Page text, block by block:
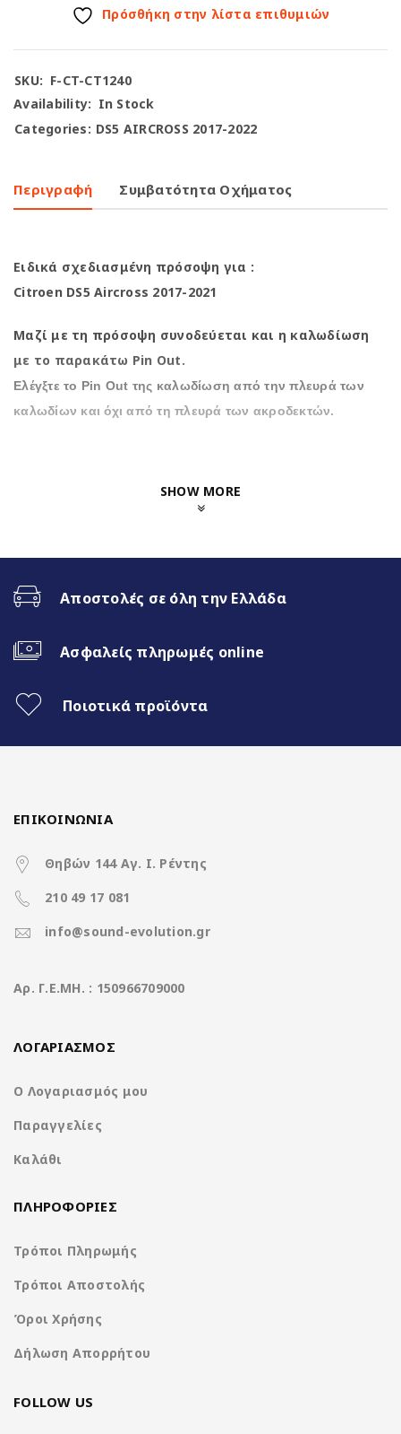
Πρόσθήκη στην λίστα επιθυμιών
SKU: F-CT-CT1240
Availability: In Stock
Categories: DS5 AIRCROSS 2017-2022
Περιγραφή Συμβατότητα Οχήματος
Ειδικά σχεδιασμένη πρόσοψη για :
Citroen DS5 Aircross 2017-2021
Μαζί με τη πρόσοψη συνοδεύεται και η καλωδίωση
με το παρακάτω Pin Out.
Ελέγξτε το Pin Out της καλωδίωση από την πλευρά των
καλωδίων και όχι από τη πλευρά των ακροδεκτών.
SHOW MORE
Αποστολές σε όλη την Ελλάδα
Ασφαλείς πληρωμές online
Ποιοτικά προϊόντα
ΕΠΙΚΟΙΝΩΝΙΑ
Θηβών 144 Αγ. Ι. Ρέντης
210 49 17 081
info@sound-evolution.gr
Aρ. Γ.Ε.ΜΗ. : 150966709000
ΛΟΓΑΡΙΑΣΜΟΣ
Ο Λογαριασμός μου
Παραγγελίες
Καλάθι
ΠΛΗΡΟΦΟΡΙΕΣ
Τρόποι Πληρωμής
Τρόποι Αποστολής
Όροι Χρήσης
Δήλωση Απορρήτου
FOLLOW US